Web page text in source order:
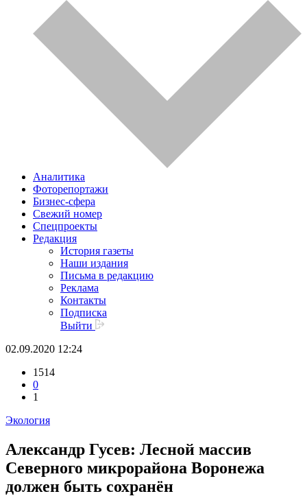
Аналитика
Фоторепортажи
Бизнес-сфера
Свежий номер
Спецпроекты
Редакция
История газеты
Наши издания
Письма в редакцию
Реклама
Контакты
Подписка
Выйти
02.09.2020 12:24
1514
0
1
Экология
Александр Гусев: Лесной массив
Северного микрорайона Воронежа
должен быть сохранён